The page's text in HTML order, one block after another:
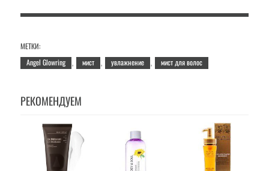
МЕТКИ:
Angel Glowring
мист увлажнение мист для волос
РЕКОМЕНДУЕМ